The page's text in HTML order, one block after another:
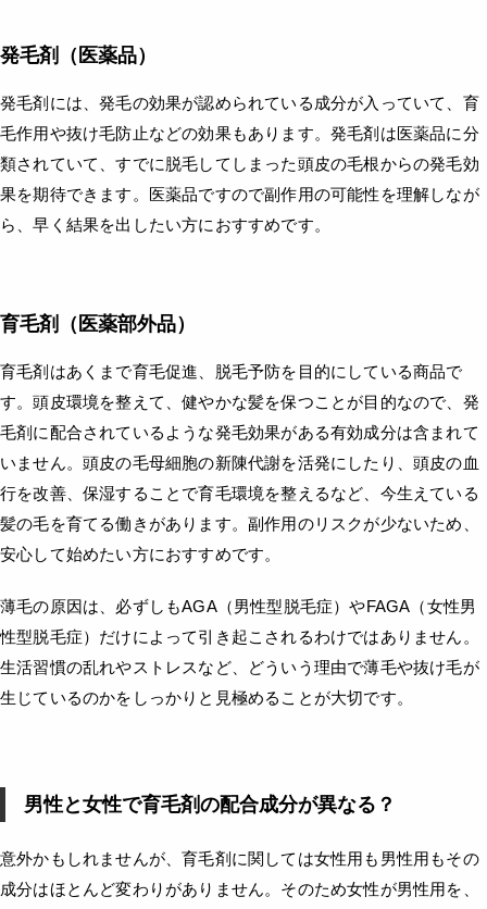
発毛剤（医薬品）
発毛剤には、発毛の効果が認められている成分が入っていて、育
毛作用や抜け毛防止などの効果もあります。発毛剤は医薬品に分
類されていて、すでに脱毛してしまった頭皮の毛根からの発毛効
果を期待できます。医薬品ですので副作用の可能性を理解しなが
ら、早く結果を出したい方におすすめです。
育毛剤（医薬部外品）
育毛剤はあくまで育毛促進、脱毛予防を目的にしている商品で
す。頭皮環境を整えて、健やかな髪を保つことが目的なので、発
毛剤に配合されているような発毛効果がある有効成分は含まれて
いません。頭皮の毛母細胞の新陳代謝を活発にしたり、頭皮の血
行を改善、保湿することで育毛環境を整えるなど、今生えている
髪の毛を育てる働きがあります。副作用のリスクが少ないため、
安心して始めたい方におすすめです。
薄毛の原因は、必ずしもAGA（男性型脱毛症）やFAGA（女性男
性型脱毛症）だけによって引き起こされるわけではありません。
生活習慣の乱れやストレスなど、どういう理由で薄毛や抜け毛が
生じているのかをしっかりと見極めることが大切です。
男性と女性で育毛剤の配合成分が異なる？
意外かもしれませんが、育毛剤に関しては女性用も男性用もその
成分はほとんど変わりがありません。そのため女性が男性用を、